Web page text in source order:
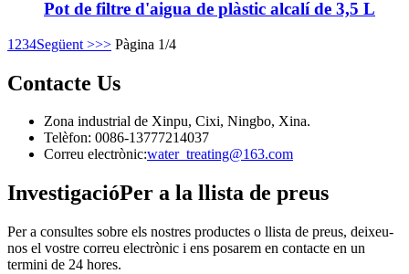
Pot de filtre d'aigua de plàstic alcalí de 3,5 L
1 234Següent >>> Pàgina 1/4
Contacte Us
Zona industrial de Xinpu, Cixi, Ningbo, Xina.
Telèfon: 0086-13777214037
Correu electrònic:water_treating@163.com
InvestigacióPer a la llista de preus
Per a consultes sobre els nostres productes o llista de preus, deixeu-
nos el vostre correu electrònic i ens posarem en contacte en un
termini de 24 hores.